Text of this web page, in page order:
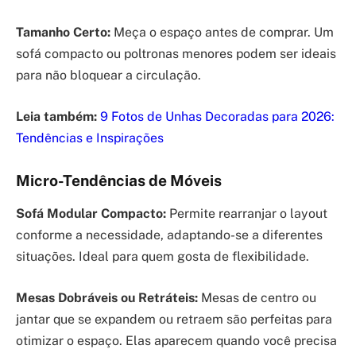
Tamanho Certo: Meça o espaço antes de comprar. Um
sofá compacto ou poltronas menores podem ser ideais
para não bloquear a circulação.
Leia também: 9 Fotos de Unhas Decoradas para 2026:
Tendências e Inspirações
Micro-Tendências de Móveis
Sofá Modular Compacto: Permite rearranjar o layout
conforme a necessidade, adaptando-se a diferentes
situações. Ideal para quem gosta de flexibilidade.
Mesas Dobráveis ou Retráteis: Mesas de centro ou
jantar que se expandem ou retraem são perfeitas para
otimizar o espaço. Elas aparecem quando você precisa